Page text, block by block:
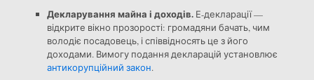
Декларування майна і доходів.Е-декларації —
відкрите вікно прозорості: громадяни бачать, чим
володіє посадовець, і співвідносять це з його
доходами. Вимогу подання декларацій установлює
антикорупційний закон.